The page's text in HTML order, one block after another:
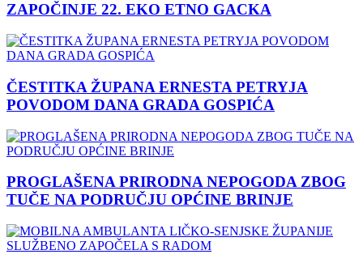
ZAPOČINJE 22. EKO ETNO GACKA
ČESTITKA ŽUPANA ERNESTA PETRYJA
POVODOM DANA GRADA GOSPIĆA
PROGLAŠENA PRIRODNA NEPOGODA ZBOG
TUČE NA PODRUČJU OPĆINE BRINJE